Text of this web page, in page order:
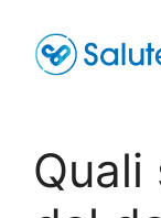
contenuto
Quali